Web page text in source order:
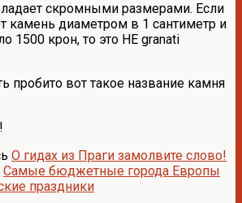
скромными размерами. Если
камень диаметром в 1 сантиметр и
1500 крон, то это НЕ granati
пробито вот такое название камня
О гидах из Праги замолвите слово!
Самые бюджетные города Европы
праздники